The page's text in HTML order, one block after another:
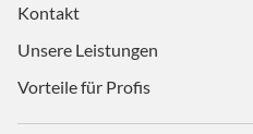
Kontakt
Unsere Leistungen
Vorteile für Profis